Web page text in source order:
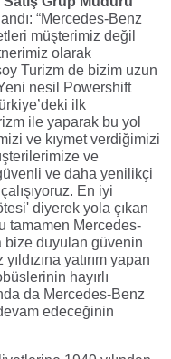
“Mercedes-Benz
müşterimiz değil
olarak
Turizm de bizim uzun
nesil Powershift
ilk
ile yaparak bu yol
ve kıymet verdiğimizi
ve
ve daha yenilikçi
En iyi
diyerek yola çıkan
tamamen Mercedes-
bize duyulan güvenin
yatırım yapan
hayırlı
da Mercedes-Benz
edeceğinin